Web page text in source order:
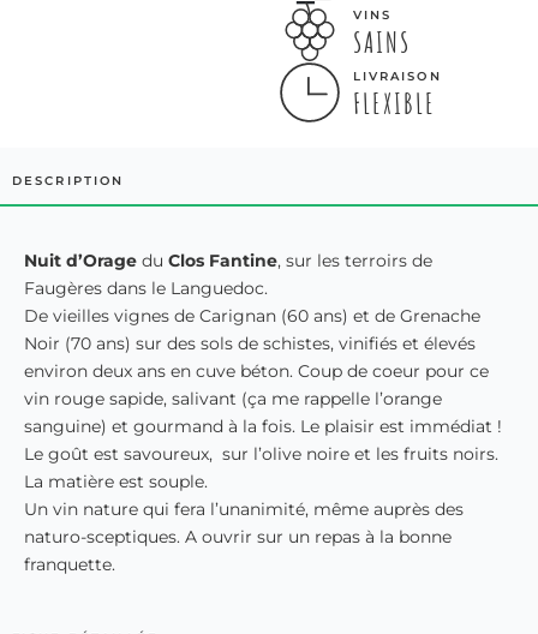
VINS
SAINS
LIVRAISON
FLEXIBLE
DESCRIPTION
Nuit d’Orage du Clos Fantine, sur les terroirs de
Faugères dans le Languedoc.
De vieilles vignes de Carignan (60 ans) et de Grenache
Noir (70 ans) sur des sols de schistes, vinifiés et élevés
environ deux ans en cuve béton. Coup de coeur pour ce
vin rouge sapide, salivant (ça me rappelle l’orange
sanguine) et gourmand à la fois. Le plaisir est immédiat !
Le goût est savoureux, sur l’olive noire et les fruits noirs.
La matière est souple.
Un vin nature qui fera l’unanimité, même auprès des
naturo-sceptiques. A ouvrir sur un repas à la bonne
franquette.